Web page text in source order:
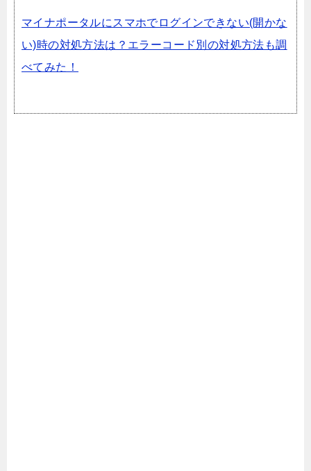
マイナポータルにスマホでログインできない(開かな
い)時の対処方法は？エラーコード別の対処方法も調
べてみた！